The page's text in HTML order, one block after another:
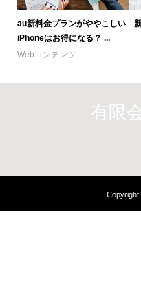
au新料金プランがややこしい
iPhoneはお得になる？ ...
Webコンテンツ
有限
Copyright